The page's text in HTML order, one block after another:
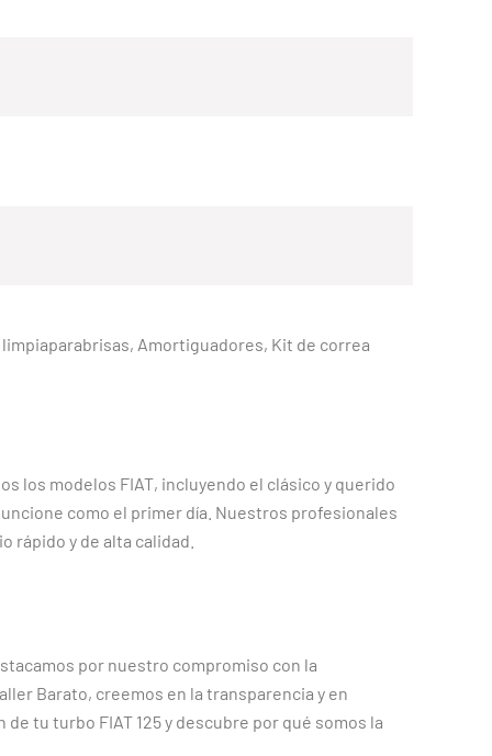
Amortiguadores, Kit de correa
los modelos FIAT, incluyendo el clásico y querido
como el primer día. Nuestros profesionales
y de alta calidad.
por nuestro compromiso con la
Barato, creemos en la transparencia y en
tu turbo FIAT 125 y descubre por qué somos la